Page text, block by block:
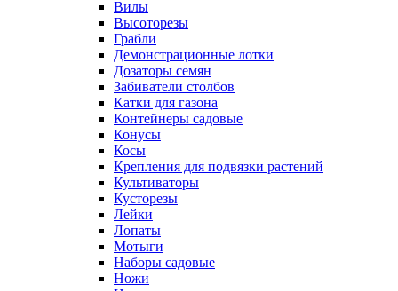
Вилы
Высоторезы
Грабли
Демонстрационные лотки
Дозаторы семян
Забиватели столбов
Катки для газона
Контейнеры садовые
Конусы
Косы
Крепления для подвязки растений
Культиваторы
Кусторезы
Лейки
Лопаты
Мотыги
Наборы садовые
Ножи